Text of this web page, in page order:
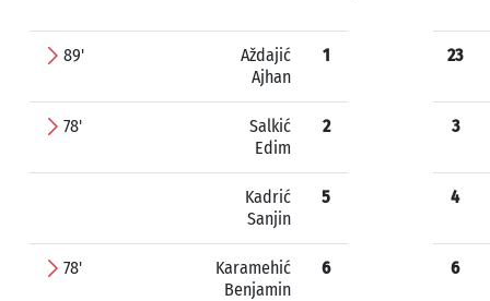
89'
Aždajić
Ajhan
1
78'
Salkić
Edim
2
Kadrić
Sanjin
5
78'
Karamehić
Benjamin
6
23
3
4
6